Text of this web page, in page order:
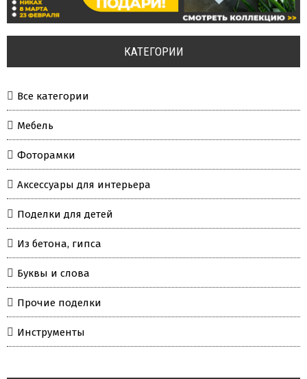
КАТЕГОРИИ
Все категории
Мебель
Фоторамки
Аксессуары для интерьера
Поделки для детей
Из бетона, гипса
Буквы и слова
Прочие поделки
Инструменты